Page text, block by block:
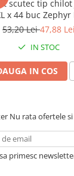
imunitate
ambalajul
puteți asigura că
produsul de
dupa ce ati
scutec tip chilot
x 44 buc Zephyr
53,20 Lei47,88 Lei
IN STOC
IN COS
Nu rata ofertele
primesc